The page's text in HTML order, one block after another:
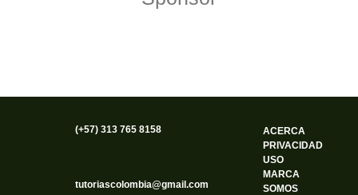
(+57) 313 765 8158
tutoriascolombia@gmail.com
ACERCA
PRIVACIDAD
USO
MARCA
SOMOS